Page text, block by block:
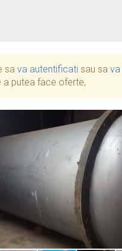
sa va autentificati sau sa va
a putea face oferte,